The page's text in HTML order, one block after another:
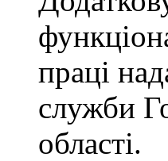
праці
служби
області.